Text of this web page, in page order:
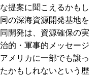
提案に聞こえるかもし
の深海資源開発基地を
開発は、資源確保の実
的・軍事的メッセージ
メリカに一部でも譲っ
かもしれないという歴